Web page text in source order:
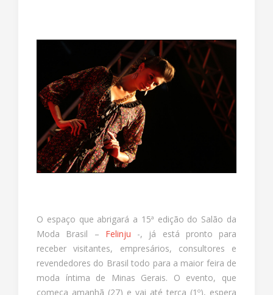
O espaço que abrigará a 15ª edição do Salão da
Moda Brasil – Felinju -, já está pronto para
receber visitantes, empresários, consultores e
revendedores do Brasil todo para a maior feira de
moda íntima de Minas Gerais. O evento, que
começa amanhã (27) e vai até terça (1º), espera